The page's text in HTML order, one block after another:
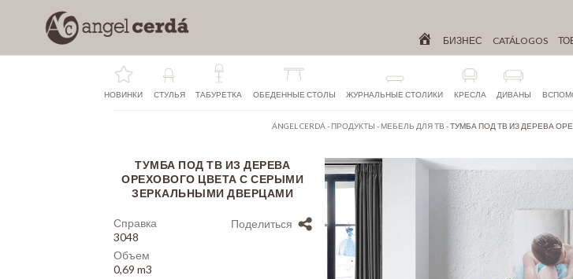
БИЗНЕС CATÁLOGOS
НОВИНКИ СТУЛЬЯ ТАБУРЕТКА ОБЕДЕННЫЕ СТОЛЫ ЖУРНАЛЬНЫЕ СТОЛИКИ КРЕСЛА ДИВАНЫ
ÁNGEL CERDÁ -ПРОДУКТЫ -МЕБЕЛЬ ДЛЯ ТВ -ТУМБА ПОД ТВ ИЗ ДЕРЕВА
ТУМБА ПОД ТВ ИЗ ДЕРЕВА
ОРЕХОВОГО ЦВЕТА С СЕРЫМИ
ЗЕРКАЛЬНЫМИ ДВЕРЦАМИ
Справка
3048
Объем
0,69 m3
Поделиться
Array